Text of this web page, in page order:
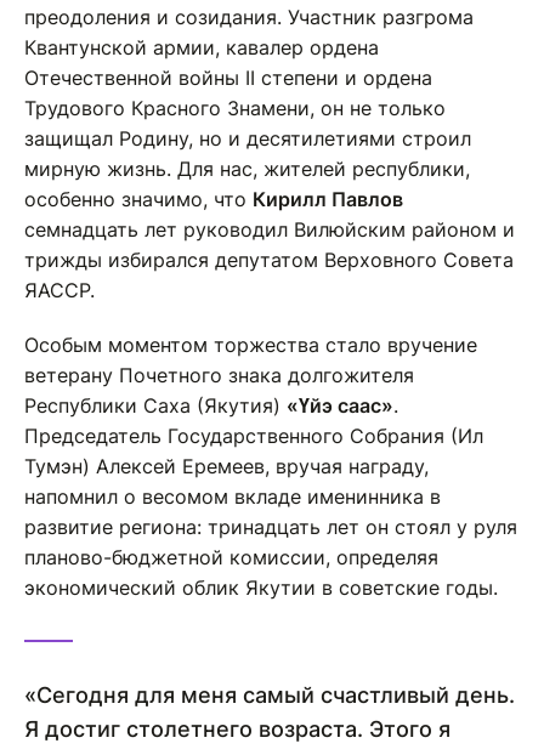
преодоления и созидания. Участник разгрома
Квантунской армии, кавалер ордена
Отечественной войны II степени и ордена
Трудового Красного Знамени, он не только
защищал Родину, но и десятилетиями строил
мирную жизнь. Для нас, жителей республики,
особенно значимо, что Кирилл Павлов
семнадцать лет руководил Вилюйским районом и
трижды избирался депутатом Верховного Совета
ЯАССР.
Особым моментом торжества стало вручение
ветерану Почетного знака долгожителя
Республики Саха (Якутия) «Үйэ саас».
Председатель Государственного Собрания (Ил
Тумэн) Алексей Еремеев, вручая награду,
напомнил о весомом вкладе именинника в
развитие региона: тринадцать лет он стоял у руля
планово-бюджетной комиссии, определяя
экономический облик Якутии в советские годы.
«Сегодня для меня самый счастливый день.
Я достиг столетнего возраста. Этого я